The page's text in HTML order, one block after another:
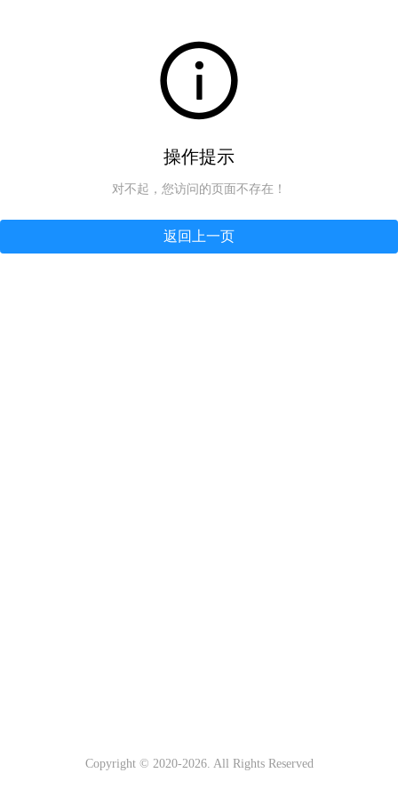
操作提示
对不起，您访问的页面不存在！
返回上一页
Copyright © 2020-2026. All Rights Reserved